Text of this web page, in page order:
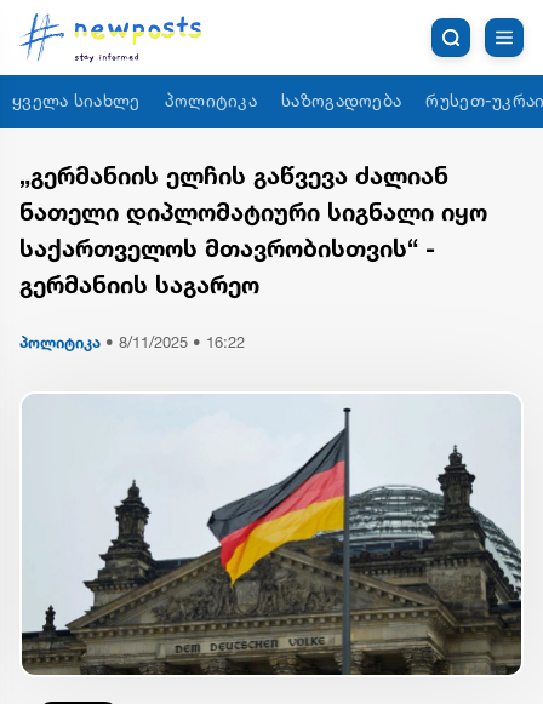
ყველა სიახლე პოლიტიკა საზოგადოება რუსეთ-
„გერმანიის ელჩის გაწვევა ძალიან
ნათელი დიპლომატიური სიგნალი იყო
საქართველოს მთავრობისთვის“ -
გერმანიის საგარეო
პოლიტიკა • 8/11/2025 • 16:22